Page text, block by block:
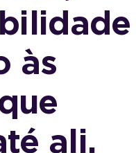
às
ali.